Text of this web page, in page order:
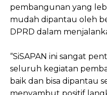
pembangunan yang
mudah dipantau oleh
DPRD dalam
“SiSAPAN ini sangat
seluruh kegiatan
baik dan bisa dipantau